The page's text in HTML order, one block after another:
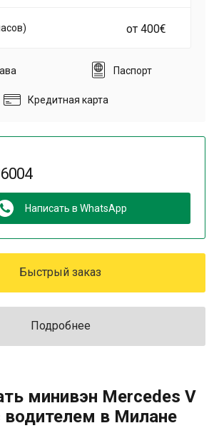
от 400€
Паспорт
Кредитная карта
Написать в WhatsApp
Быстрый заказ
Подробнее
минивэн Mercedes V
водителем в Милане